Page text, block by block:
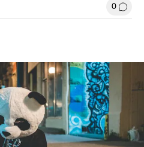
Sociales 0